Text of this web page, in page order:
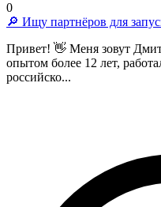
0
🔎 Ищу партнёров для
Привет! 👋 Меня зовут
опытом более 12 лет,
российско...